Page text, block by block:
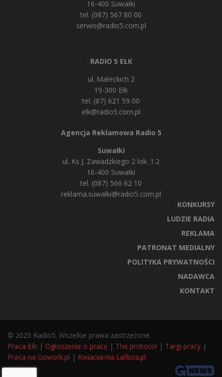
16-400 Suwałki
tel. (087) 567 80 00
serwis@radio5.com.pl
RADIO 5 EŁK
ul. Małeckich 2
19-300 Ełk
tel. (87) 621 59 00
elk@radio5.com.pl
Agencja Reklamowa Radio 5
Suwałki
ul. Ks J. Zawadzkiego 2 lok. 1.2
16-400 Suwałki
tel. (087) 566 62 10
reklama.suwalki@radio5.com.pl
KONKURSY
LUDZIE RADIA
REKLAMA
PATRONAT MEDIALNY
POLITYKA PRYWATNOŚCI
NADAWCA
KONTAKT
© 2025 Radio5. Wszelkie prawa zastrzeżone.
Praca Ełk | Ogłoszenie o pracę | The protocol | Targi pracy |
Praca na Gowork.pl | Kwiaciarnia Laflora.pl